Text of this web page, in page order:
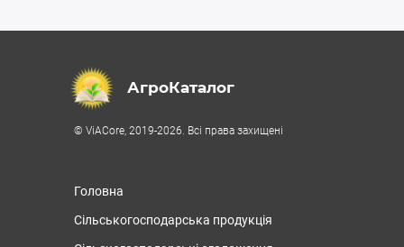
АгроКаталог
© ViACore, 2019-2026. Всі права захищені
Головна
Сільськогосподарська продукція